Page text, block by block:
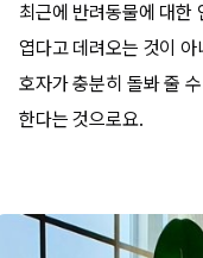
최근에 반려동물에 대한
엽다고 데려오는 것이
호자가 충분히 돌봐 줄
한다는 것으로요.